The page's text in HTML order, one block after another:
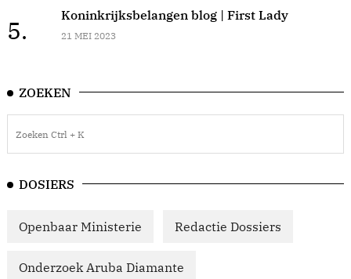
5.
Koninkrijksbelangen blog | First Lady
21 MEI 2023
ZOEKEN
DOSIERS
Openbaar Ministerie Redactie Dossiers
Onderzoek Aruba Diamante